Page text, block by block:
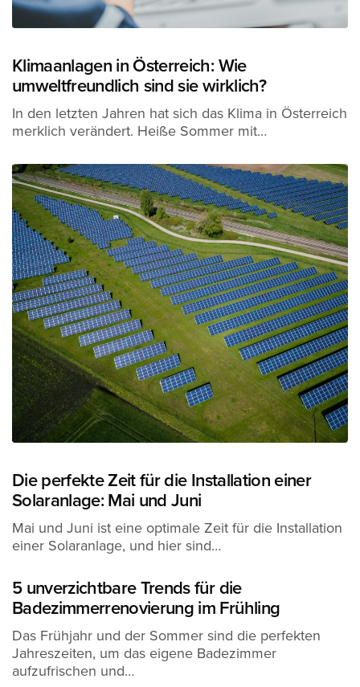
Klimaanlagen in Österreich: Wie
umweltfreundlich sind sie wirklich?
In den letzten Jahren hat sich das Klima in Österreich
merklich verändert. Heiße Sommer mit…
Die perfekte Zeit für die Installation einer
Solaranlage: Mai und Juni
Mai und Juni ist eine optimale Zeit für die Installation
einer Solaranlage, und hier sind…
5 unverzichtbare Trends für die
Badezimmerrenovierung im Frühling
Das Frühjahr und der Sommer sind die perfekten
Jahreszeiten, um das eigene Badezimmer
aufzufrischen und…